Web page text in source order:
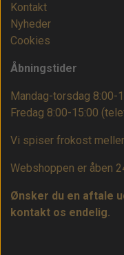
Kontakt
Nyheder
Cookies
Åbningstider
Mandag-torsdag 8:00-
Fredag 8:00-15:00
Vi spiser frokost
Webshoppen er åben
Ønsker du en aftale
kontakt os endelig.